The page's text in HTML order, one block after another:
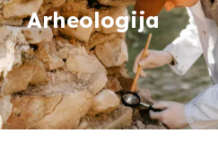
Arheologija